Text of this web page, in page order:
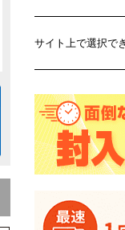
サイト上で選択で